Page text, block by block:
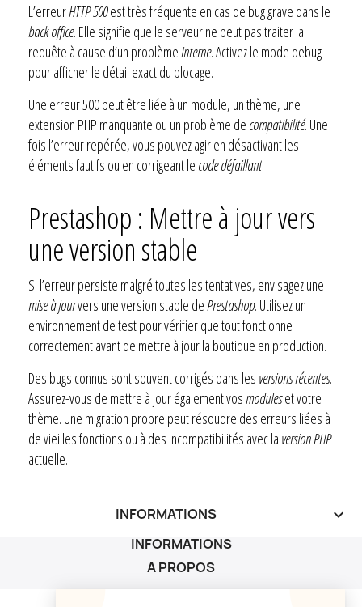
L’erreurHTTP 500est très fréquente en cas de bug grave dans le
back office. Elle signifie que le serveur ne peut pas traiter la
requête à cause d’un problèmeinterne. Activez le mode debug
pour afficher le détail exact du blocage.
Une erreur 500 peut être liée à un module, un thème, une
extension PHP manquante ou un problème de compatibilité. Une
fois l’erreur repérée, vous pouvez agir en désactivant les
éléments fautifs ou en corrigeant le code défaillant.
Prestashop : Mettre à jour vers
une version stable
Si l’erreur persiste malgré toutes les tentatives, envisagez une
mise à jourvers une version stable dePrestashop. Utilisez un
environnement de test pour vérifier que tout fonctionne
correctement avant de mettre à jour la boutique en production.
Des bugs connus sont souvent corrigés dans les versions récentes.
Assurez-vous de mettre à jour également vos moduleset votre
thème. Une migration propre peut résoudre des erreurs liées à
de vieilles fonctions ou à des incompatibilités avec la version PHP
actuelle.
INFORMATIONS keyboard_arrow_down
INFORMATIONS
A PROPOS